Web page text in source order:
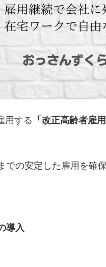
用する 「改正高齢者雇
での安定した雇用を確
導入